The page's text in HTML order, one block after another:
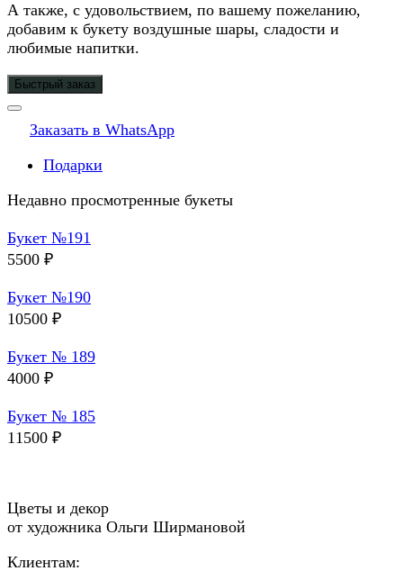
А также, с удовольствием, по вашему пожеланию,
добавим к букету воздушные шары, сладости и
любимые напитки.
Быстрый заказ
Заказать в WhatsApp
Подарки
Недавно просмотренные букеты
Букет №191
5500 ₽
Букет №190
10500 ₽
Букет № 189
4000 ₽
Букет № 185
11500 ₽
Цветы и декор
от художника Ольги Ширмановой
Клиентам: